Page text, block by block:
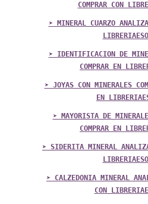
COMPRAR CON
➤ MINERAL CUARZO
➤ IDENTIFICACION DE
COMPRAR EN
➤ JOYAS CON MINERALES
EN
➤ MAYORISTA DE
COMPRAR EN
➤ SIDERITA MINERAL
➤ CALZEDONIA MINERAL
CON